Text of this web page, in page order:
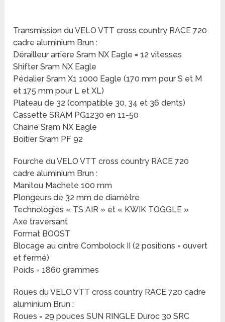
Transmission du VELO VTT cross country RACE 720
cadre aluminium Brun :
Dérailleur arrière Sram NX Eagle = 12 vitesses
Shifter Sram NX Eagle
Pédalier Sram X1 1000 Eagle (170 mm pour S et M
et 175 mm pour L et XL)
Plateau de 32 (compatible 30, 34 et 36 dents)
Cassette SRAM PG1230 en 11-50
Chaine Sram NX Eagle
Boitier Sram PF 92
Fourche du VELO VTT cross country RACE 720
cadre aluminium Brun :
Manitou Machete 100 mm
Plongeurs de 32 mm de diamètre
Technologies « TS AIR » et « KWIK TOGGLE »
Axe traversant
Format BOOST
Blocage au cintre Combolock II (2 positions = ouvert
et fermé)
Poids = 1860 grammes
Roues du VELO VTT cross country RACE 720 cadre
aluminium Brun :
Roues = 29 pouces SUN RINGLE Duroc 30 SRC